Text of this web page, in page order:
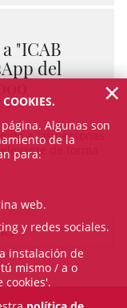
"ICAB
del
a las personas
de forma
Algunas son
de la
para:
web.
y redes sociales.
instalación de
mismo / a o
cookies'.
×